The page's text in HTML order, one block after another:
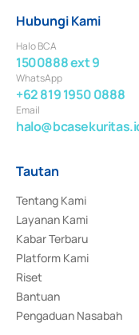
Hubungi Kami
Halo BCA
1500888 ext 9
WhatsApp
+62 819 1950 0888
Email
Tautan
Tentang Kami
Layanan Kami
Kabar Terbaru
Platform Kami
Riset
Bantuan
Pengaduan Nasabah